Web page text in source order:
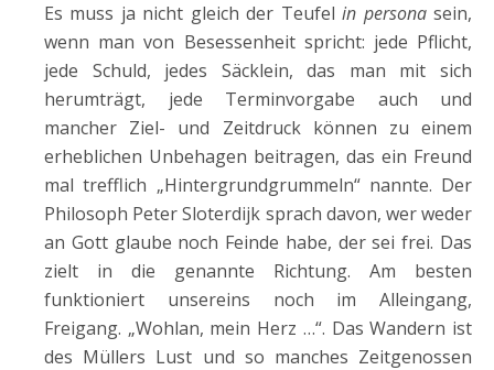
Es muss ja nicht gleich der Teufelin personasein,
wenn man von Besessenheit spricht: jede Pflicht,
jede Schuld, jedes Säcklein, das man mit sich
herumträgt, jede Terminvorgabe auch und
mancher Ziel- und Zeitdruck können zu einem
erheblichen Unbehagen beitragen, das ein Freund
mal trefflich „Hintergrundgrummeln“ nannte. Der
Philosoph Peter Sloterdijk sprach davon, wer weder
an Gott glaube noch Feinde habe, der sei frei. Das
zielt in die genannte Richtung. Am besten
funktioniert unsereins noch im Alleingang,
Freigang. „Wohlan, mein Herz …“. Das Wandern ist
des Müllers Lust und so manches Zeitgenossen